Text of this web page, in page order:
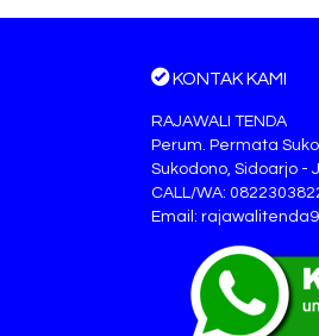
KONTAK KAMI
RAJAWALI TENDA
Perum. Permata
Sukodono, Sidoarjo -
CALL/WA:
Email: